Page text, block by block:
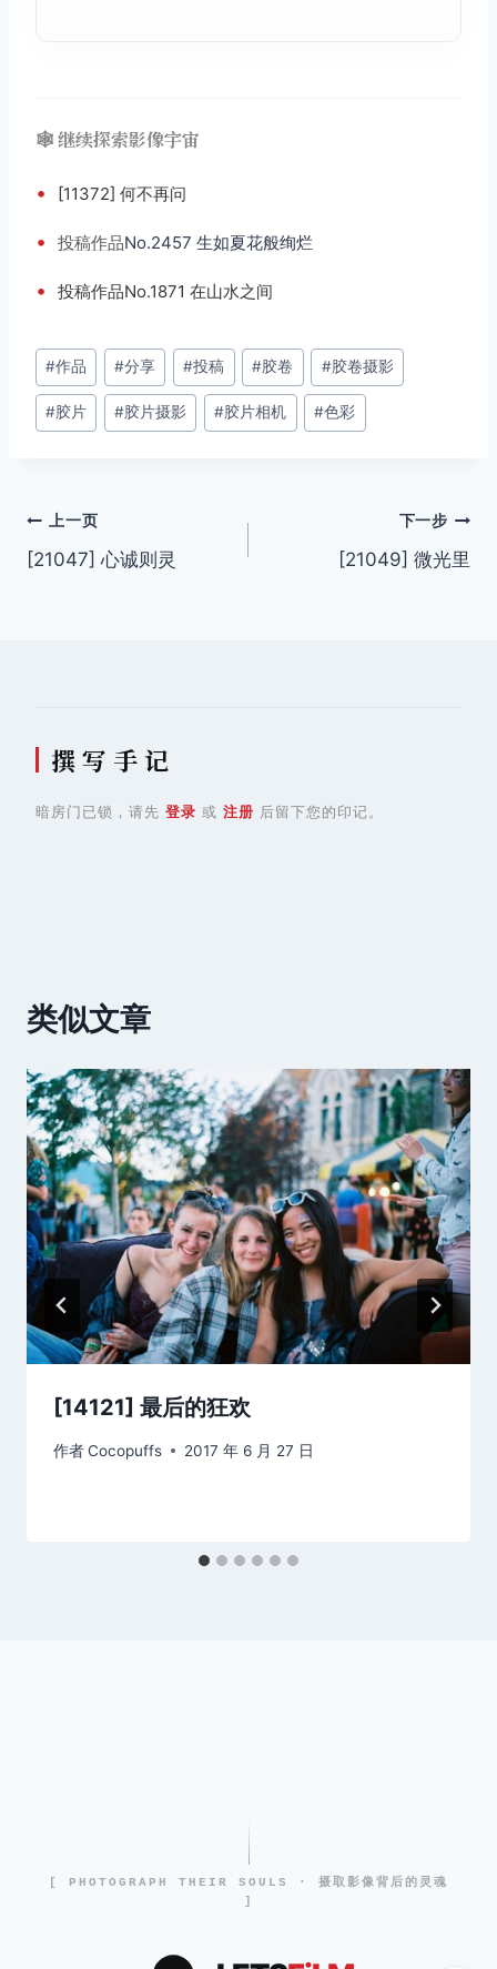
🕸️ 继续探索影像宇宙
• [11372] 何不再问
• 投稿作品No.2457 生如夏花般绚烂
• 投稿作品No.1871 在山水之间
文
章
标
#作品 #分享 #投稿 #胶卷 #胶卷摄影
#胶片 #胶片摄影 #胶片相机 #色彩
文
章
上一页
[21047] 心诚则灵
下一步
[21049] 微光里
撰 写 手 记
暗房门已锁，请先 登录 或 注册 后留下您的印记。
类似文章
[14121] 最后的狂欢
作者Cocopuffs 2017 年 6 月 27 日
[ PHOTOGRAPH THEIR SOULS · 摄取影像背后的灵魂
]